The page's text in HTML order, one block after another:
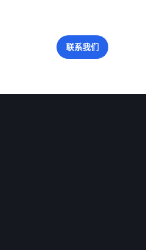
联系我们